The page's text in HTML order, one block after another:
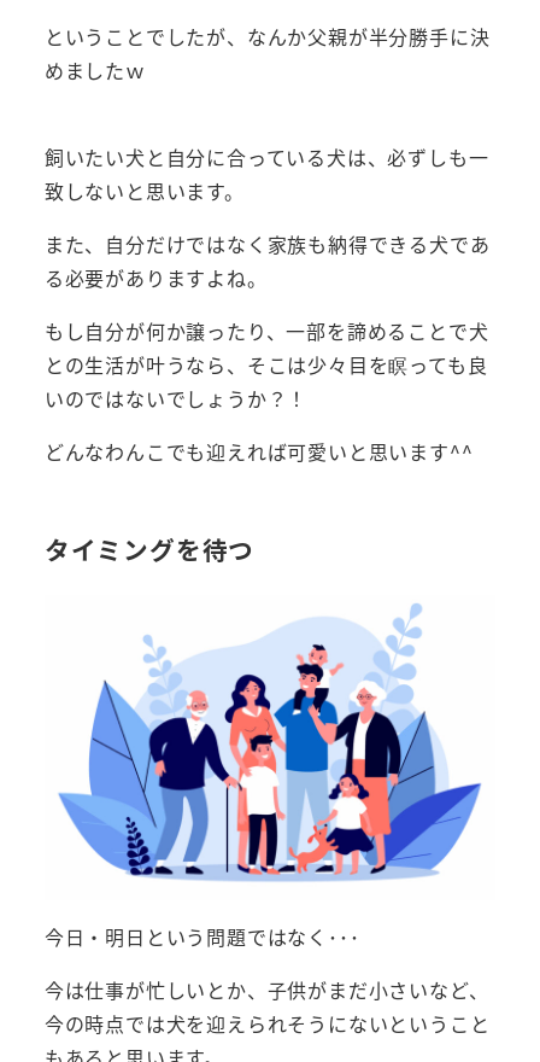
ということでしたが、なんか父親が半分勝手に決
めましたｗ
飼いたい犬と自分に合っている犬は、必ずしも一
致しないと思います。
また、自分だけではなく家族も納得できる犬であ
る必要がありますよね。
もし自分が何か譲ったり、一部を諦めることで犬
との生活が叶うなら、そこは少々目を瞑っても良
いのではないでしょうか？！
どんなわんこでも迎えれば可愛いと思います^^
タイミングを待つ
今日・明日という問題ではなく･･･
今は仕事が忙しいとか、子供がまだ小さいなど、
今の時点では犬を迎えられそうにないということ